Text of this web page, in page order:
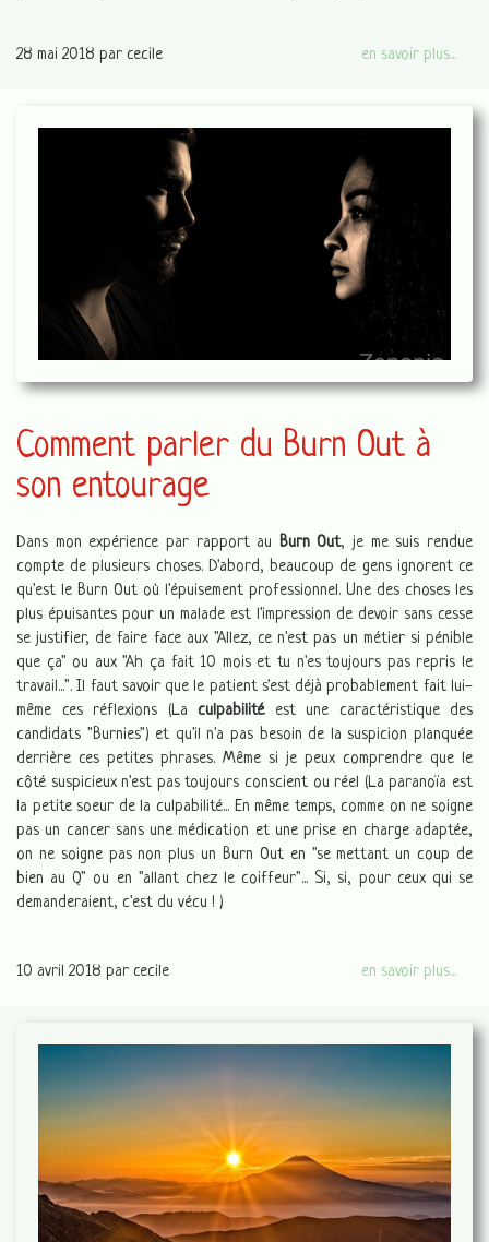
28 mai 2018 par cecile en savoir plus...
Comment parler du Burn Out à
son entourage
Dans mon expérience par rapport au Burn Out, je me suis rendue
compte de plusieurs choses. D'abord, beaucoup de gens ignorent ce
qu'est le Burn Out où l'épuisement professionnel. Une des choses les
plus épuisantes pour un malade est l'impression de devoir sans cesse
se justifier, de faire face aux "Allez, ce n'est pas un métier si pénible
que ça" ou aux "Ah ça fait 10 mois et tu n'es toujours pas repris le
travail...". Il faut savoir que le patient s'est déjà probablement fait lui-
même ces réflexions (La culpabilitéest une caractéristique des
candidats "Burnies") et qu'il n'a pas besoin de la suspicion planquée
derrière ces petites phrases. Même si je peux comprendre que le
côté suspicieux n'est pas toujours conscient ou réel (La paranoïa est
la petite soeur de la culpabilité... En même temps, comme on ne soigne
pas un cancer sans une médication et une prise en charge adaptée,
on ne soigne pas non plus un Burn Out en "se mettant un coup de
bien au Q" ou en "allant chez le coiffeur"... Si, si, pour ceux qui se
demanderaient, c'est du vécu ! )
10 avril 2018 par cecile en savoir plus...